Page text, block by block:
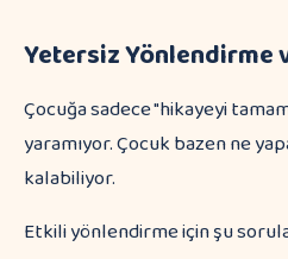
Yetersiz Yönlendirme
Çocuğa sadece "hikayeyi
yaramıyor. Çocuk bazen ne
kalabiliyor.
Etkili yönlendirme için şu